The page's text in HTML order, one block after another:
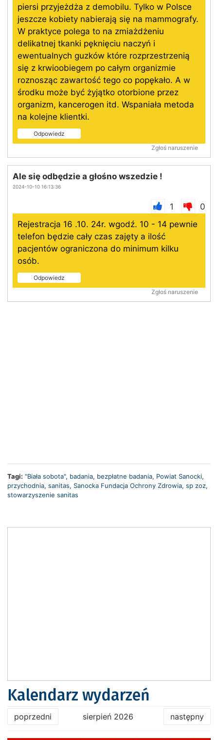
piersi przyjeżdża z demobilu. Tylko w Polsce
jeszcze kobiety nabierają się na mammografy.
W praktyce polega to na zmiażdżeniu
delikatnej tkanki pęknięciu naczyń i
ewentualnych guzków które rozprzestrzenią
się z krwioobiegem po całym organizmie
roznosząc zawartość tego co popękało. A w
środku może być żyjątko otorbione przez
organizm, kancerogen itd. Wspaniała metoda
na kolejne klientki.
Odpowiedz
Zgłoś naruszenie
Ale się odbędzie a głośno wszedzie !
2024-10-10 16:13:36
1
0
Rejestracja 16 .10. 24r. wgodź. 10 - 14 pewnie
telefon będzie cały czas zajęty a ilość
pacjentów ograniczona do minimum kilku
osób.
Odpowiedz
Zgłoś naruszenie
Tagi: "Biała sobota", badania, bezpłatne badania, Powiat Sanocki,
przychodnia, sanitas, Sanocka Fundacja Ochrony Zdrowia, sp zoz,
stowarzyszenie sanitas
Kalendarz wydarzeń
poprzedni sierpień 2026 następny